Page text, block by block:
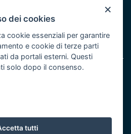
Puglia
del POR Puglia 2014/2020 -
×
dei cookies
cookie essenziali per garantire
e cookie di terze parti
da portali esterni. Questi
solo dopo il consenso.
tutti